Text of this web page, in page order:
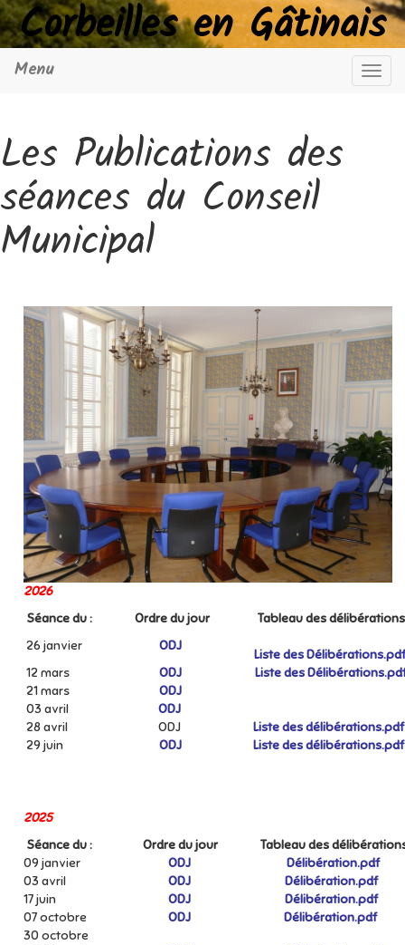
Corbeilles en Gâtinais
Menu
Les Publications des
séances du Conseil
Municipal
2026
Séance du :
Ordre du jour
Tableau des délibérations
26 janvier
ODJ
Liste des Délibérations.pdf
12 mars
ODJ
Liste des
21 mars
ODJ
03 avril
ODJ
28 avril
ODJ
Liste des
29 juin
ODJ Liste des
2025
Séance du :
Ordre du jour
Tableau des
09 janvier
ODJ
Délibération.pdf
03 avril
ODJ
Délibération.pdf
17 juin
ODJ
Délibération.pdf
07 octobre
ODJ
Délibération.pdf
30 octobre